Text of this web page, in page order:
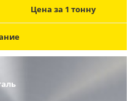
Цена за 1 тонну